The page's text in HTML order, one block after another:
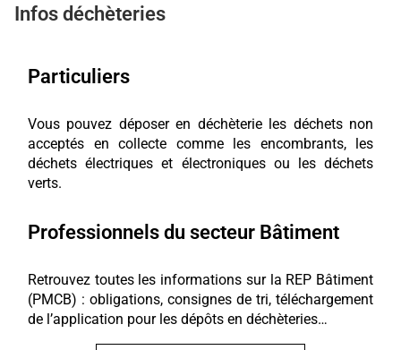
Infos déchèteries
Particuliers
Vous pouvez déposer en déchèterie les déchets non
acceptés en collecte comme les encombrants, les
déchets électriques et électroniques ou les déchets
verts.
Professionnels du secteur Bâtiment
Retrouvez toutes les informations sur la REP Bâtiment
(PMCB) : obligations, consignes de tri, téléchargement
de l’application pour les dépôts en déchèteries…